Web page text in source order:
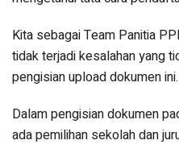
Kita sebagai Team Panitia
tidak terjadi kesalahan yang
pengisian upload dokumen ini.
Dalam pengisian dokumen
ada pemilihan sekolah dan